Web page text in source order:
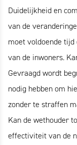
Duidelijkheid en
van de
moet voldoende
van de inwoners.
Gevraagd wordt
nodig hebben om
zonder te straffen
Kan de wethouder
effectiviteit van de